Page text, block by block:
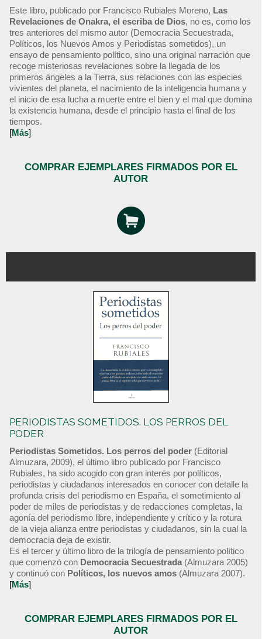
Este libro, publicado por Francisco Rubiales Moreno, Las
Revelaciones de Onakra, el escriba de Dios, no es, como los
tres anteriores del mismo autor (Democracia Secuestrada,
Políticos, los Nuevos Amos y Periodistas sometidos), un
ensayo de pensamiento político, sino una original narración que
recoge misteriosas revelaciones sobre la llegada de los
primeros ángeles a la Tierra, sus relaciones con las especies
vivientes del planeta, el nacimiento de la inteligencia humana y
el inicio de esa lucha a muerte entre el bien y el mal que domina
la existencia humana, desde el principio hasta el final de los
tiempos.
[Más]
COMPRAR EJEMPLARES FIRMADOS POR EL
AUTOR
PERIODISTAS SOMETIDOS. LOS PERROS DEL
PODER
Periodistas Sometidos. Los perros del poder (Editorial
Almuzara, 2009), el último libro publicado por Francisco
Rubiales, ha sido acogido con gran interés por políticos,
periodistas y ciudadanos interesados en conocer con detalle la
profunda crisis del periodismo en España, el sometimiento al
poder de miles de periodistas y de redacciones completas, la
agonía del periodismo libre, independiente y crítico y la rotura
de la vieja alianza entre periodistas y ciudadanos, sin la cual la
democracia deja de existir.
Es el tercer y último libro de la trilogía de pensamiento político
que comenzó con Democracia Secuestrada (Almuzara 2005)
y continuó con Políticos, los nuevos amos (Almuzara 2007).
[Más]
COMPRAR EJEMPLARES FIRMADOS POR EL
AUTOR